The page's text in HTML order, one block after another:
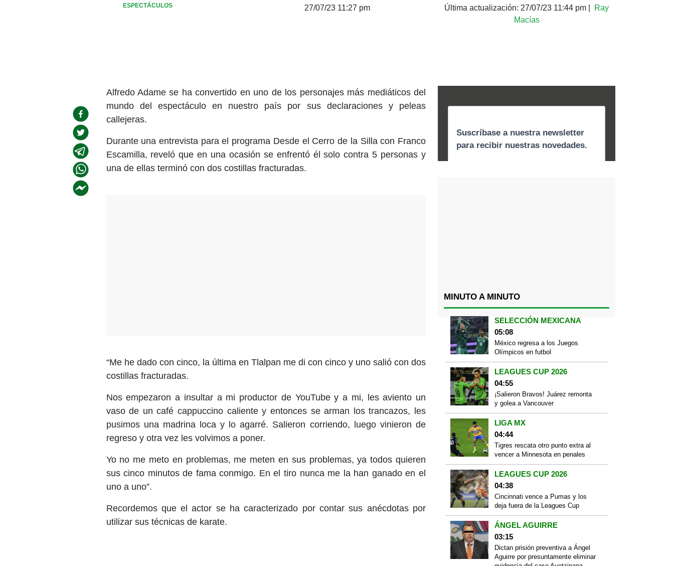
ESPECTÁCULOS 27/07/23 11:27 pm Última actualización: 27/07/23 11:44 pm
Ray
Macías
Alfredo Adame se ha convertido en uno de los personajes más mediáticos del
mundo del espectáculo en nuestro país por sus declaraciones y peleas
callejeras.
Durante una entrevista para el programa Desde el Cerro de la Silla con Franco
Escamilla, reveló que en una ocasión se enfrentó él solo contra 5 personas y
una de ellas terminó con dos costillas fracturadas.
“Me he dado con cinco, la última en Tlalpan me di con cinco y uno salió con dos
costillas fracturadas.
Nos empezaron a insultar a mi productor de YouTube y a mi, les aviento un
vaso de un café cappuccino caliente y entonces se arman los trancazos, les
pusimos una madrina loca y lo agarré. Salieron corriendo, luego vinieron de
regreso y otra vez les volvimos a poner.
Yo no me meto en problemas, me meten en sus problemas, ya todos quieren
sus cinco minutos de fama conmigo. En el tiro nunca me la han ganado en el
uno a uno”.
Recordemos que el actor se ha caracterizado por contar sus anécdotas por
utilizar sus técnicas de karate.
MINUTO A MINUTO
SELECCIÓN MEXICANA
05:08
México regresa a los Juegos
Olímpicos en futbol
LEAGUES CUP 2026
04:55
¡Salieron Bravos! Juárez remonta
y golea a Vancouver
LIGA MX
04:44
Tigres rescata otro punto extra al
vencer a Minnesota en penales
LEAGUES CUP 2026
04:38
Cincinnati vence a Pumas y los
deja fuera de la Leagues Cup
ÁNGEL AGUIRRE
03:15
Dictan prisión preventiva a Ángel
Aguirre por presuntamente eliminar